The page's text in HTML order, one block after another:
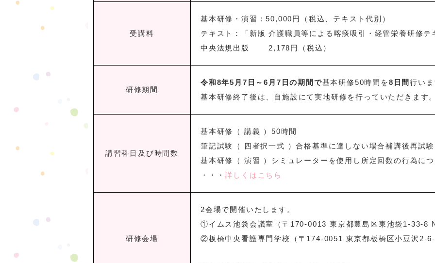
受講料
基本研修・演習：50,000円（税込、テキスト代別）
テキスト：「新版 介護職員等による喀痰吸引・経管栄養研修テ
中央法規出版 2,178円（税込）
研修期間
令和8年5月7日～6月7日の期間で基本研修50時間を8日間行い
基本研修終了後は、自施設にて実地研修を行っていただきます
講習科目及び時間数
基本研修（ 講義 ）50時間
筆記試験（ 四者択一式 ）合格基準に達しない場合補講後再試
基本研修（ 演習 ）シミュレーターを使用し所定回数の行為に
・・・詳しくはこちら
研修会場
2会場で開催いたします。
①イムス池袋会議室（〒170-0013 東京都豊島区東池袋1-33-8
②板橋中央看護専門学校（〒174-0051 東京都板橋区小豆沢2-